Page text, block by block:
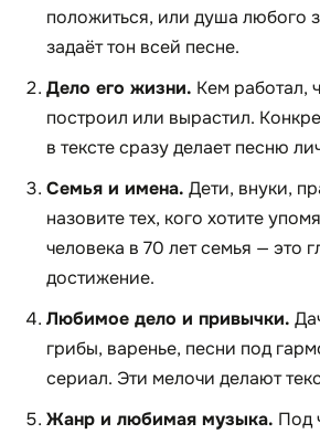
положиться, или душа любого
задаёт тон всей песне.
Дело его жизни. Кем работал,
построил или вырастил.
в тексте сразу делает песню
Семья и имена. Дети, внуки,
назовите тех, кого хотите
человека в 70 лет семья — это
достижение.
Любимое дело и привычки.
грибы, варенье, песни под
сериал. Эти мелочи делают
Жанр и любимая музыка. Под